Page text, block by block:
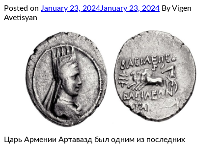
Posted on January 23, 2024January 23, 2024 By Vigen
Avetisyan
Царь Армении Артавазд был одним из последних